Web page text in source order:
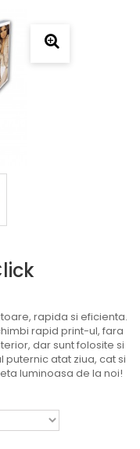
rapida si eficienta.
rapid print-ul, fara
dar sunt folosite si
puternic atat ziua, cat si
luminoasa de la noi!